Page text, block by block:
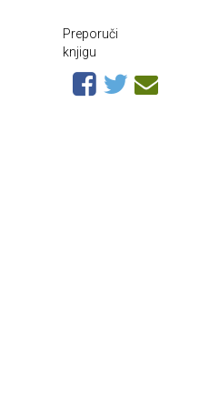
Preporuči
knjigu